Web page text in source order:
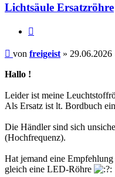
Lichtsäule Ersatzröhre
Beitrag
von freigeist » 29.06.2026
Hallo !
Leider ist meine
Als Ersatz ist lt. Bordbuch
Die Händler sind sich
(Hochfrequenz).
Hat jemand eine
gleich eine LED-Röhre